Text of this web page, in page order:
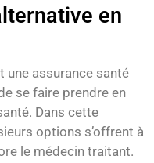
en
une assurance santé
se faire prendre en
Dans cette
options s’offrent à
le médecin traitant.